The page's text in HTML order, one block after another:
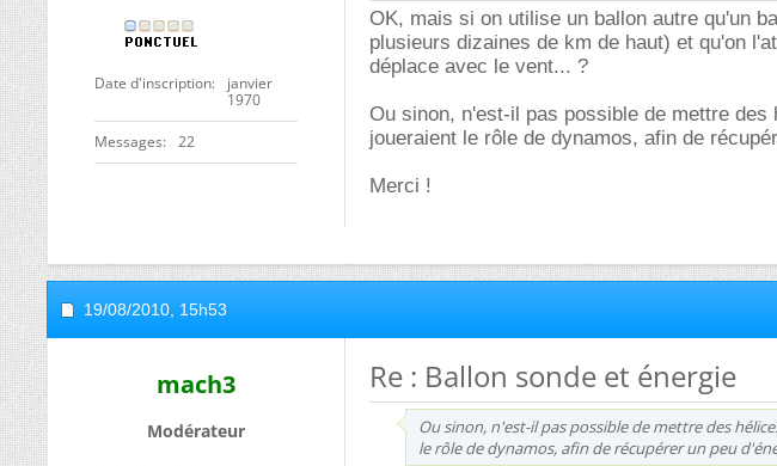
Date d'inscription
janvier
1970
Messages 22
OK, mais si on utilise un ballon autre qu'un
plusieurs dizaines de km de haut) et qu'on
déplace avec le vent... ?
Ou sinon, n'est-il pas possible de mettre
joueraient le rôle de dynamos, afin de
Merci !
19/08/2010, 15h53
mach3
Modérateur
Re : Ballon sonde et énergie
Ou sinon, n'est-il pas possible de mettre des
le rôle de dynamos, afin de récupérer un peu